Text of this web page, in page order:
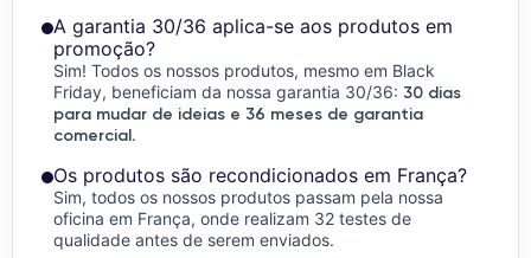
A garantia 30/36 aplica-se aos produtos em
promoção?
Sim! Todos os nossos produtos, mesmo em Black
Friday, beneficiam da nossa garantia 30/36: 30 dias
para mudar de ideias e 36 meses de garantia
comercial.
Os produtos são recondicionados em França?
Sim, todos os nossos produtos passam pela nossa
oficina em França, onde realizam 32 testes de
qualidade antes de serem enviados.